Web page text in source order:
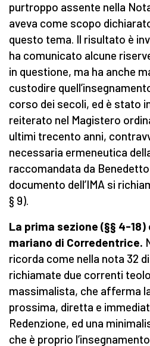
purtroppo assente nella
aveva come scopo
questo tema. Il risultato è
ha comunicato alcune
in questione, ma ha anche
custodire
corso dei secoli, ed è stato
reiterato nel Magistero
ultimi trecento anni,
necessaria ermeneutica
raccomandata da Benedetto
documento dell’IMA si
§ 9).
La prima sezione (§§ 4-
mariano di Corredentrice.
ricorda come nella nota 32
richiamate due correnti
massimalista, che afferma
prossima, diretta e
Redenzione, ed una
che è proprio